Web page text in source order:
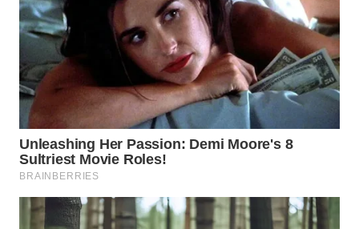
WN
SULUT
WN
MALUKU
WN
MALUT
WN
DAIRI